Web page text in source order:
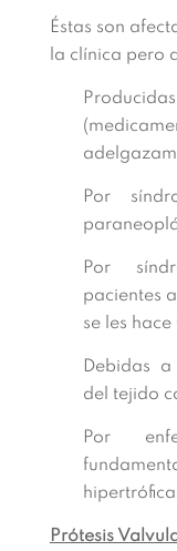
Éstas son
la clínica pero
Por
Por
pacientes
se les
Debidas a
del tejido
Por
Prótesis